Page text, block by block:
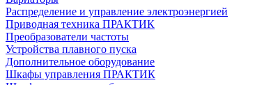
Распределение и управление электроэнергией
Приводная техника ПРАКТИК
Преобразователи частоты
Устройства плавного пуска
Дополнительное оборудование
Шкафы управления ПРАКТИК